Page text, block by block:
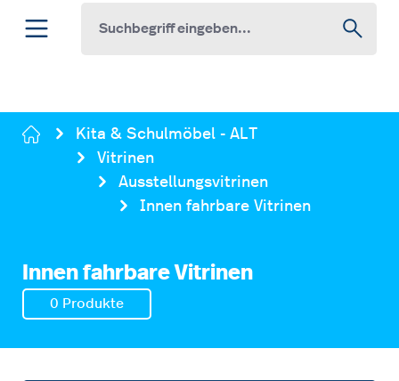
Kita & Schulmöbel - ALT
Vitrinen
Ausstellungsvitrinen
Innen fahrbare Vitrinen
Innen fahrbare Vitrinen
0 Produkte